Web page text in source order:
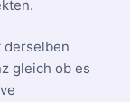
derselben
gleich ob es